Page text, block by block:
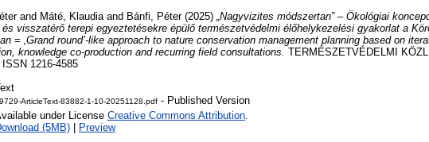
and Máté, Klaudia and Bánfi, Péter(2025) „Nagyvizites módszertan” – Ökológiai
visszatérő terepi egyeztetésekre épülő természetvédelmi élőhelykezelési gyakorlat a
= ‚Grand round’-like approach to nature conservation management planning based on
knowledge co-production and recurring field consultations. TERMÉSZETVÉDELMI
1216-4585
ArticleText-83882-1-10-20251128.pdf - Published Version
under License Creative Commons Attribution.
(5MB)
Preview